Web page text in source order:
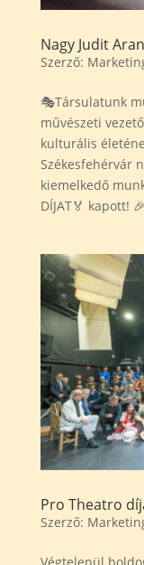
Nagy Judit
Szerző:
🎭Társulatunk
művészeti
kulturális
Székesfehérvár
kiemelkedő
DÍJAT🏅 kapott!
Pro Theatro
Szerző: